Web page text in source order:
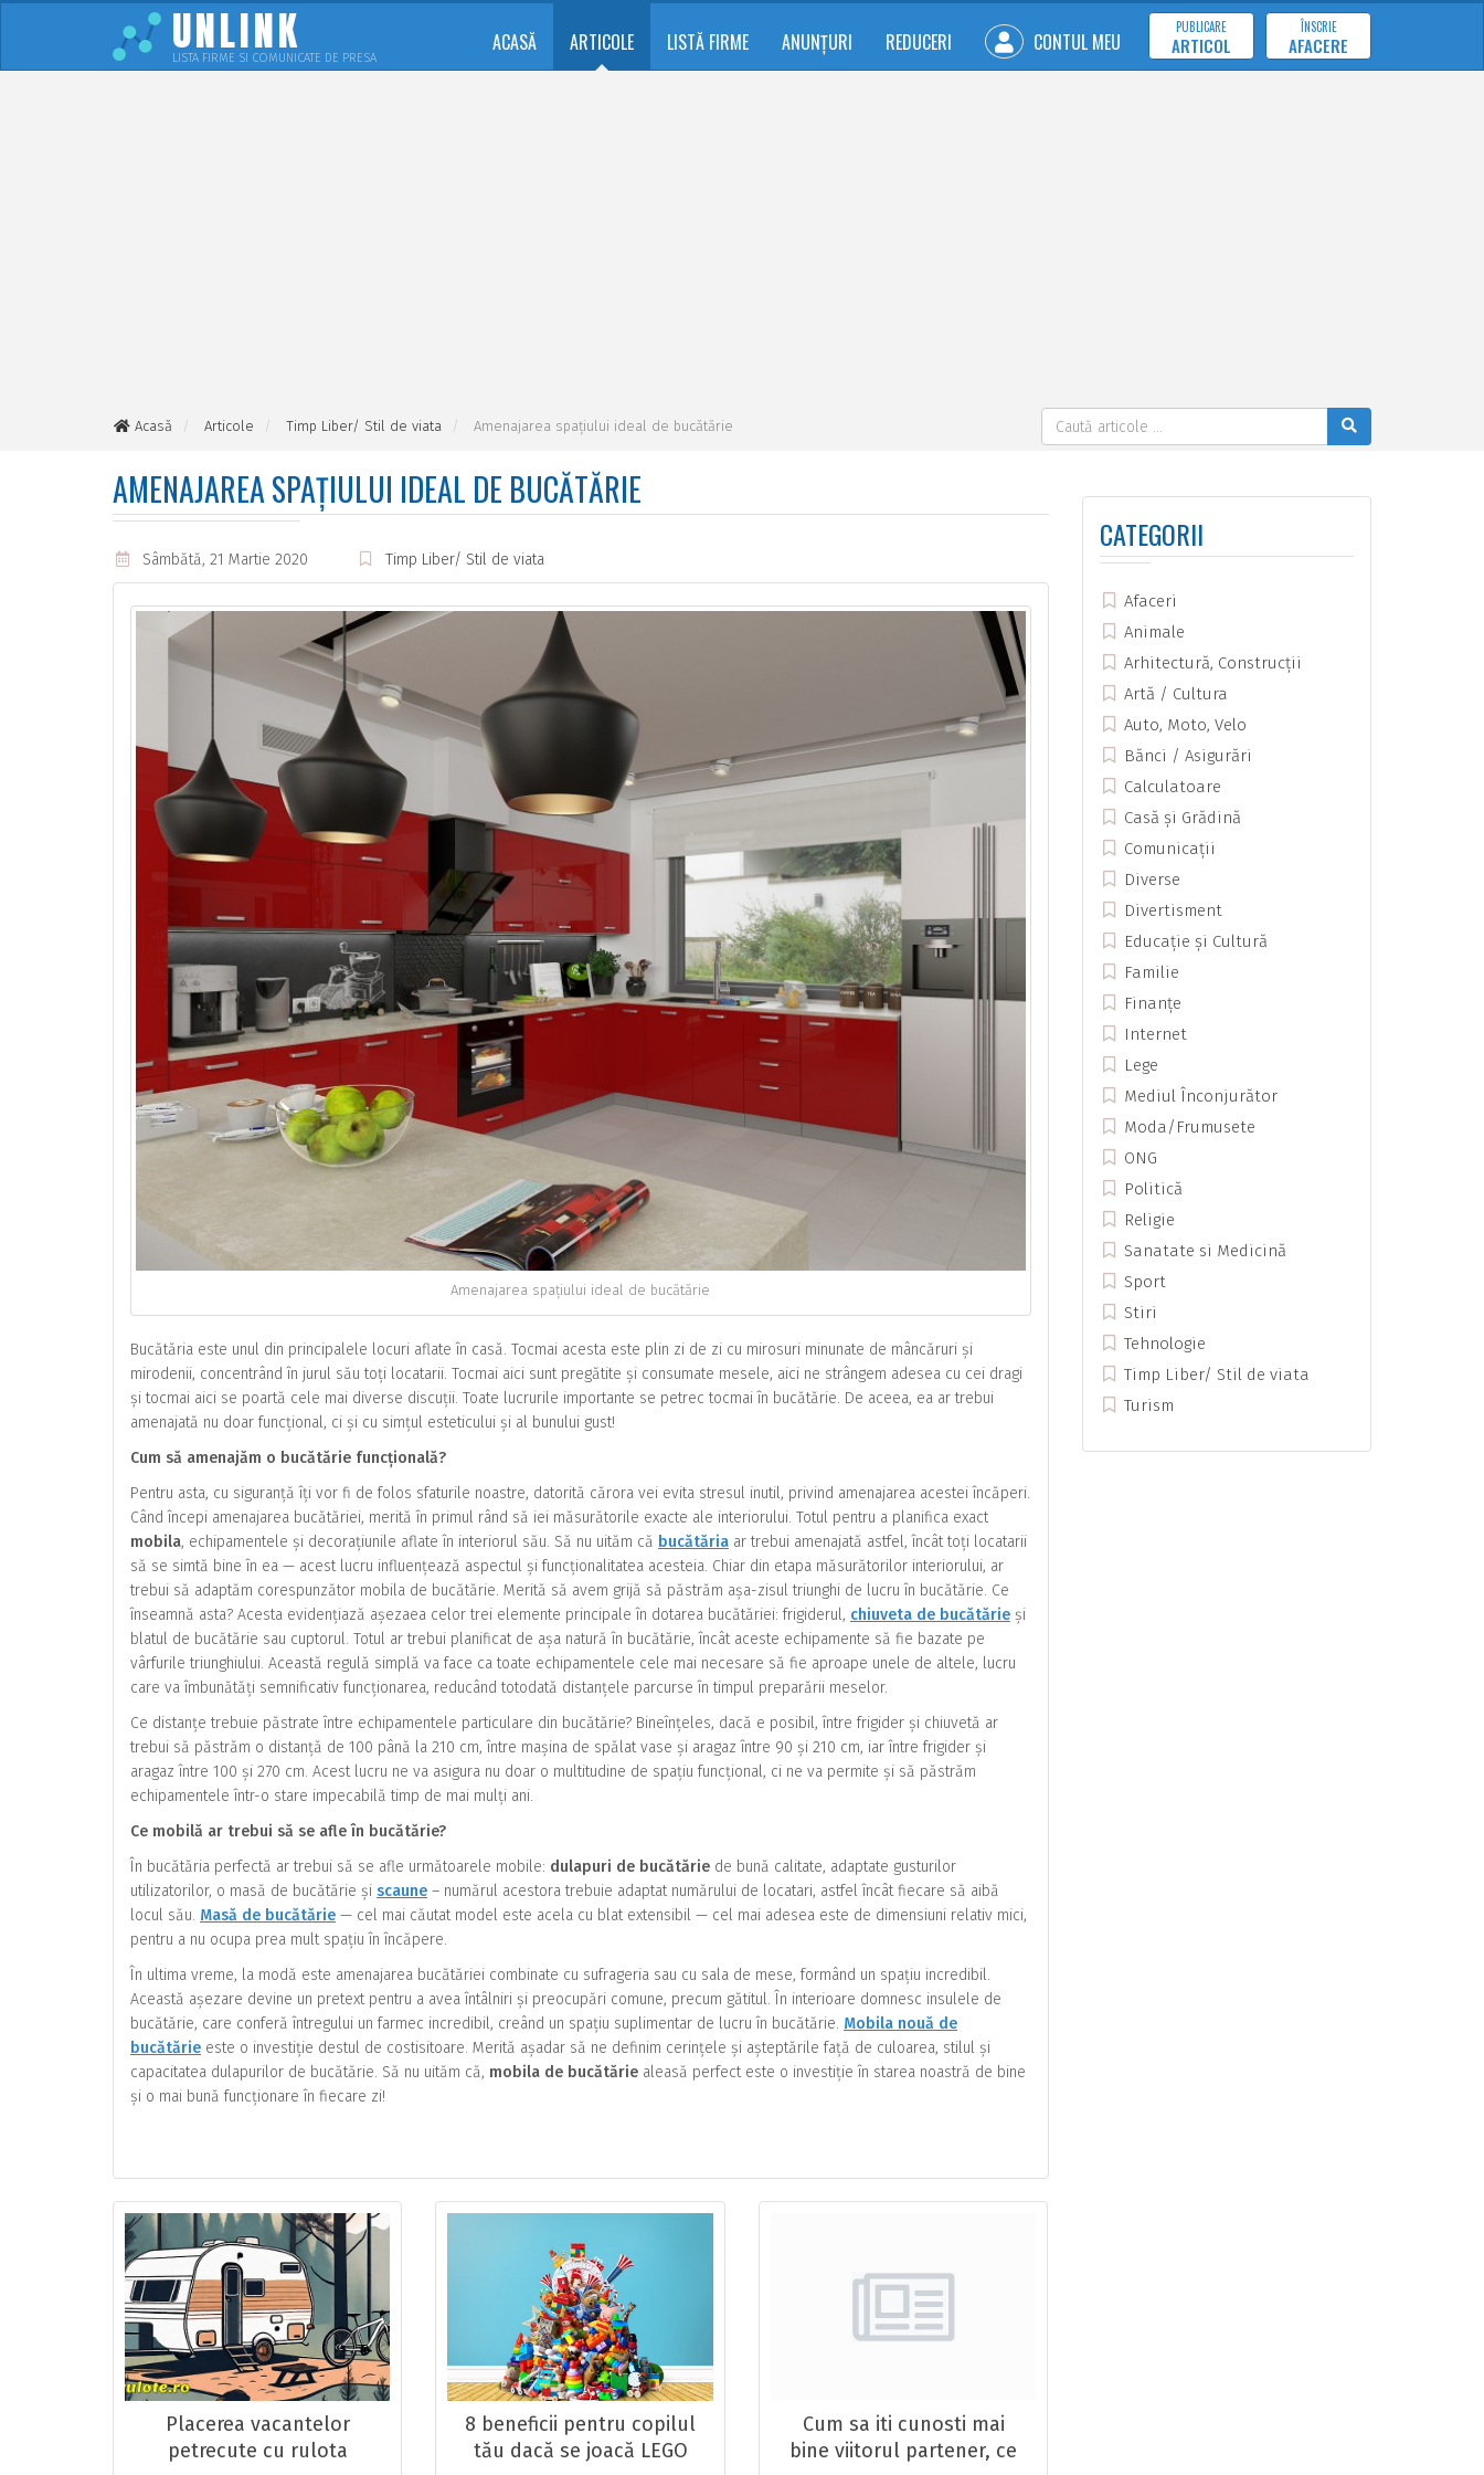
UNLINK
LISTA FIRME SI COMUNICATE DE PRESA
ACASĂ ARTICOLE LISTĂ FIRME ANUNȚURI REDUCERI CONTUL MEU
PUBLICARE
ARTICOL
ÎNSCRIE
AFACERE
Acasă Articole Timp Liber/ Stil de viata Amenajarea spațiului ideal de bucătărie
AMENAJAREA SPAȚIULUI IDEAL DE BUCĂTĂRIE
Sâmbătă, 21 Martie 2020 Timp Liber/ Stil de viata
Amenajarea spațiului ideal de bucătărie
Bucătăria este unul din principalele locuri aflate în casă. Tocmai acesta este plin zi de zi cu mirosuri minunate de mâncăruri și
mirodenii, concentrând în jurul său toți locatarii. Tocmai aici sunt pregătite și consumate mesele, aici ne strângem adesea cu cei dragi
și tocmai aici se poartă cele mai diverse discuții. Toate lucrurile importante se petrec tocmai în bucătărie. De aceea, ea ar trebui
amenajată nu doar funcțional, ci și cu simțul esteticului și al bunului gust!
Cum să amenajăm o bucătărie funcțională?
Pentru asta, cu siguranță îți vor fi de folos sfaturile noastre, datorită cărora vei evita stresul inutil, privind amenajarea acestei încăperi.
Când începi amenajarea bucătăriei, merită în primul rând să iei măsurătorile exacte ale interiorului. Totul pentru a planifica exact
mobila, echipamentele și decorațiunile aflate în interiorul său. Să nu uităm că bucătăria ar trebui amenajată astfel, încât toți locatarii
să se simtă bine în ea — acest lucru influențează aspectul și funcționalitatea acesteia. Chiar din etapa măsurătorilor interiorului, ar
trebui să adaptăm corespunzător mobila de bucătărie. Merită să avem grijă să păstrăm așa-zisul triunghi de lucru în bucătărie. Ce
înseamnă asta? Acesta evidențiază așezaea celor trei elemente principale în dotarea bucătăriei: frigiderul, chiuveta de bucătărie și
blatul de bucătărie sau cuptorul. Totul ar trebui planificat de așa natură în bucătărie, încât aceste echipamente să fie bazate pe
vârfurile triunghiului. Această regulă simplă va face ca toate echipamentele cele mai necesare să fie aproape unele de altele, lucru
care va îmbunătăți semnificativ funcționarea, reducând totodată distanțele parcurse în timpul preparării meselor.
Ce distanțe trebuie păstrate între echipamentele particulare din bucătărie? Bineînțeles, dacă e posibil, între frigider și chiuvetă ar
trebui să păstrăm o distanță de 100 până la 210 cm, între mașina de spălat vase și aragaz între 90 și 210 cm, iar între frigider și
aragaz între 100 și 270 cm. Acest lucru ne va asigura nu doar o multitudine de spațiu funcțional, ci ne va permite și să păstrăm
echipamentele într-o stare impecabilă timp de mai mulți ani.
Ce mobilă ar trebui să se afle în bucătărie?
În bucătăria perfectă ar trebui să se afle următoarele mobile: dulapuri de bucătărie de bună calitate, adaptate gusturilor
utilizatorilor, o masă de bucătărie și scaune – numărul acestora trebuie adaptat numărului de locatari, astfel încât fiecare să aibă
locul său. Masă de bucătărie — cel mai căutat model este acela cu blat extensibil — cel mai adesea este de dimensiuni relativ mici,
pentru a nu ocupa prea mult spațiu în încăpere.
În ultima vreme, la modă este amenajarea bucătăriei combinate cu sufrageria sau cu sala de mese, formând un spațiu incredibil.
Această așezare devine un pretext pentru a avea întâlniri și preocupări comune, precum gătitul. În interioare domnesc insulele de
bucătărie, care conferă întregului un farmec incredibil, creând un spațiu suplimentar de lucru în bucătărie. Mobila nouă de
bucătărie este o investiție destul de costisitoare. Merită așadar să ne definim cerințele și așteptările față de culoarea, stilul și
capacitatea dulapurilor de bucătărie. Să nu uităm că, mobila de bucătărie aleasă perfect este o investiție în starea noastră de bine
și o mai bună funcționare în fiecare zi!
Placerea vacantelor
petrecute cu rulota
8 beneficii pentru copilul
tău dacă se joacă LEGO
Cum sa iti cunosti mai
bine viitorul partener, ce
CATEGORII
Afaceri
Animale
Arhitectură, Construcții
Artă / Cultura
Auto, Moto, Velo
Bănci / Asigurări
Calculatoare
Casă și Grădină
Comunicații
Diverse
Divertisment
Educație și Cultură
Familie
Finanțe
Internet
Lege
Mediul Înconjurător
Moda/Frumusete
ONG
Politică
Religie
Sanatate si Medicină
Sport
Stiri
Tehnologie
Timp Liber/ Stil de viata
Turism